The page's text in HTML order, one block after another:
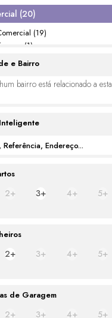
(20)
(19)
(1)
(2)
(2)
Residencial e Comercial (1)
e Bairro
bairro está relacionado a esta
2+ 3+ 4+ 5+
2+ 3+ 4+ 5+
de Garagem
2+ 3+ 4+ 5+